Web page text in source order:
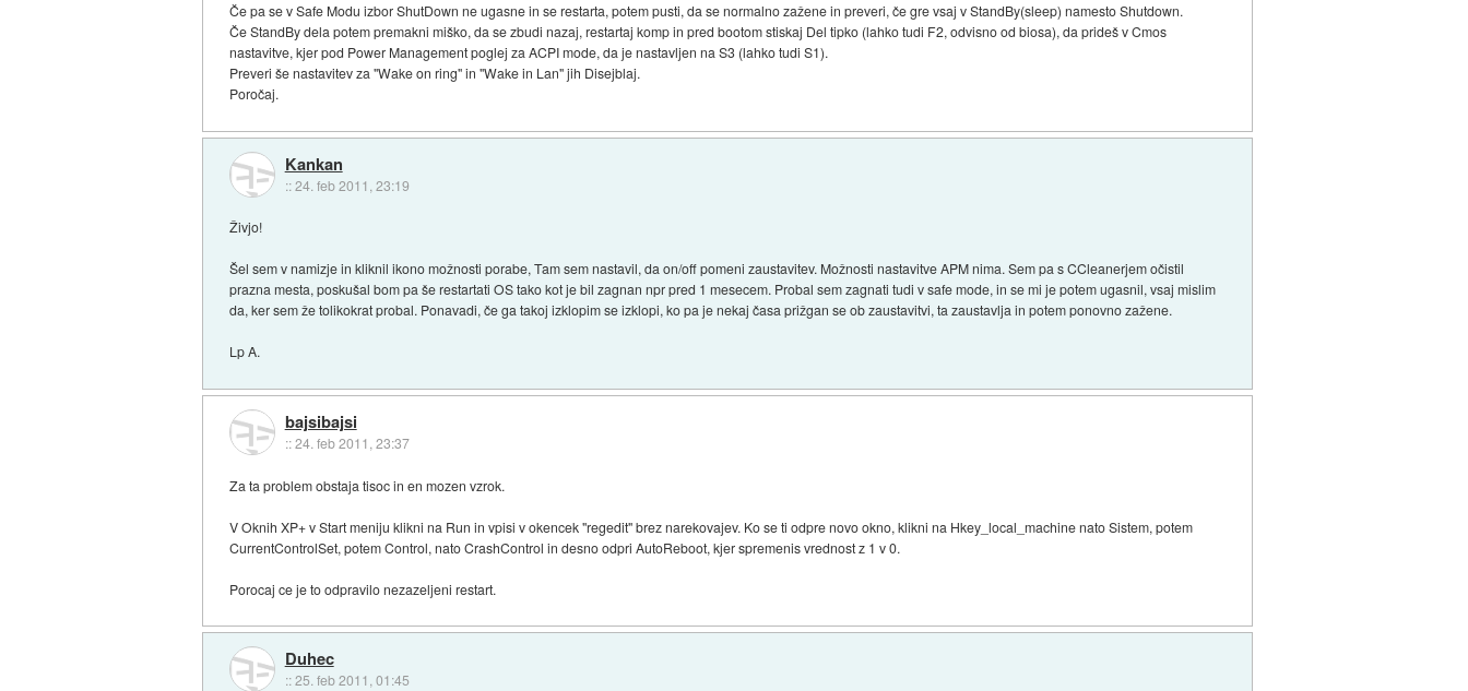
Če pa se v Safe Modu izbor ShutDown ne ugasne in se restarta, potem pusti, da se normalno zažene in preveri, če gre vsaj v StandBy(sleep) namesto Shutdown.
Če StandBy dela potem premakni miško, da se zbudi nazaj, restartaj komp in pred bootom stiskaj Del tipko (lahko tudi F2, odvisno od biosa), da prideš v Cmos
nastavitve, kjer pod Power Management poglej za ACPI mode, da je nastavljen na S3 (lahko tudi S1).
Preveri še nastavitev za "Wake on ring" in "Wake in Lan" jih Disejblaj.
Poročaj.
Kankan
::24. feb 2011, 23:19
Živjo!
Šel sem v namizje in kliknil ikono možnosti porabe, Tam sem nastavil, da on/off pomeni zaustavitev. Možnosti nastavitve APM nima. Sem pa s CCleanerjem očistil
prazna mesta, poskušal bom pa še restartati OS tako kot je bil zagnan npr pred 1 mesecem. Probal sem zagnati tudi v safe mode, in se mi je potem ugasnil, vsaj mislim
da, ker sem že tolikokrat probal. Ponavadi, če ga takoj izklopim se izklopi, ko pa je nekaj časa prižgan se ob zaustavitvi, ta zaustavlja in potem ponovno zažene.
Lp A.
bajsibajsi
::24. feb 2011, 23:37
Za ta problem obstaja tisoc in en mozen vzrok.
V Oknih XP+ v Start meniju klikni na Run in vpisi v okencek "regedit" brez narekovajev. Ko se ti odpre novo okno, klikni na Hkey_local_machine nato Sistem, potem
CurrentControlSet, potem Control, nato CrashControl in desno odpri AutoReboot, kjer spremenis vrednost z 1 v 0.
Porocaj ce je to odpravilo nezazeljeni restart.
Duhec
::25. feb 2011, 01:45